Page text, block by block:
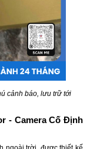
cảnh báo, lưu trữ tới
- Camera Cố Định